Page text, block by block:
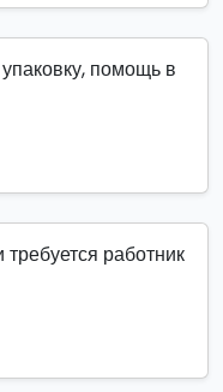
помощь в
работник